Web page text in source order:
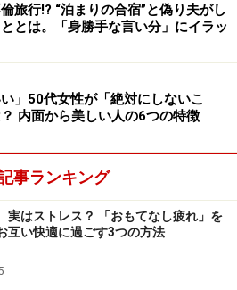
に頼り、夫に依存するように母
てくるのだ。
下に」見る母
メ関係の広報だ。週末が休みと
も幅が広い。
せん。したってわからないし、
あたかも上司のように説教され
ことにしています。でも母は基
旅行!? “泊まりの合宿”と偽り夫がし
とは。「身勝手な言い分」にイラッ
い」50代女性が「絶対にしないこ
内面から美しい人の6つの特徴
事ランキング
実はストレス？ 「おもてなし疲れ」を
互い快適に過ごす3つの方法